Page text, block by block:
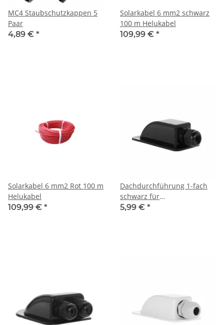
MC4 Staubschutzkappen 5
Paar
4,89 € *
Solarkabel 6 mm2 schwarz
100 m Helukabel
109,99 € *
Solarkabel 6 mm2 Rot 100 m
Helukabel
109,99 € *
Dachdurchführung 1-fach
schwarz für
Kabeldurchmesser 3-12mm
5,99 € *